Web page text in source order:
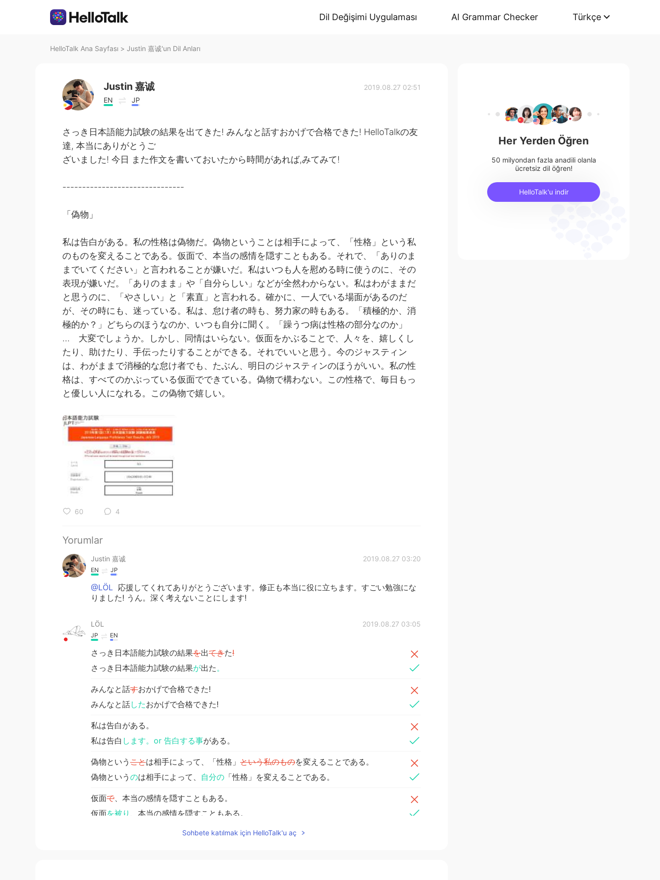
Dil Değişimi Uygulaması AI Grammar Checker Türkçe
HelloTalk Ana Sayfası > Justin 嘉诚'un Dil Anları
Justin 嘉诚
EN JP
2019.08.27 02:51
さっき日本語能力試験の結果を出てきた! みんなと話すおかげで合格できた! HelloTalkの友
達, 本当にありがとうご
ざいました! 今日 また作文を書いておいたから時間があれば,みてみて!
-------------------------------
「偽物」
私は告白がある。私の性格は偽物だ。偽物ということは相手によって、「性格」という私
のものを変えることである。仮面で、本当の感情を隠すこともある。それで、「ありのま
までいてください」と言われることが嫌いだ。私はいつも人を慰める時に使うのに、その
表現が嫌いだ。「ありのまま」や「自分らしい」などが全然わからない。私はわがままだ
と思うのに、「やさしい」と「素直」と言われる。確かに、一人でいる場面があるのだ
が、その時にも、迷っている。私は、怠け者の時も、努力家の時もある。「積極的か、消
極的か？」どちらのほうなのか、いつも自分に聞く。「躁うつ病は性格の部分なのか」
… 大変でしょうか。しかし、同情はいらない。仮面をかぶることで、人々を、嬉しくし
たり、助けたり、手伝ったりすることができる。それでいいと思う。今のジャスティン
は、わがままで消極的な怠け者でも、たぶん、明日のジャスティンのほうがいい。私の性
格は、すべてのかぶっている仮面でできている。偽物で構わない。この性格で、毎日もっ
と優しい人になれる。この偽物で嬉しい。
60 4
Yorumlar
Justin 嘉诚 2019.08.27 03:20
EN JP
@LÖL 応援してくれてありがとうございます。修正も本当に役に立ちます。すごい勉強にな
りました! うん。深く考えないことにします!
LÖL 2019.08.27 03:05
JP EN
さっき日本語能力試験の結果を出てきた!
さっき日本語能力試験の結果が出た。
みんなと話すおかげで合格できた!
みんなと話したおかげで合格できた!
私は告白がある。
私は告白 します。or 告白する事がある。
偽物という ことは相手によって、「性格」 という私のものを変えることである。
偽物という のは相手によって、 自分の 「性格」を変えることである。
仮面で、本当の感情を隠すこともある。
仮面を被り 、本当の感情を隠すこともある。
、「ありのままでいてください」と言われることが嫌いだ。
Sohbete katılmak için HelloTalk'u aç
Her Yerden Öğren
50 milyondan fazla anadili olanla
ücretsiz dil öğren!
HelloTalk'u indir